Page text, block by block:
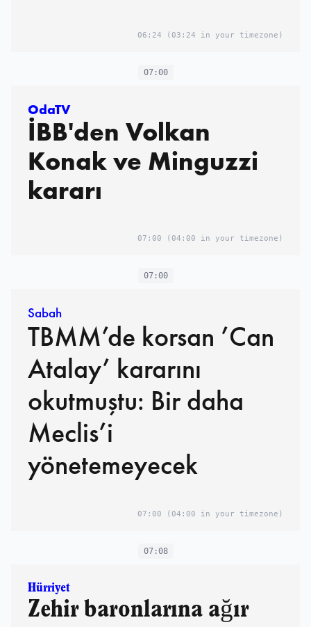
06:24 (03:24 in your timezone)
07:00
OdaTV
İBB'den Volkan
Konak ve Minguzzi
kararı
07:00 (04:00 in your timezone)
07:00
Sabah
TBMM’de korsan ’Can
Atalay’ kararını
okutmuştu: Bir daha
Meclis’i
yönetemeyecek
07:00 (04:00 in your timezone)
07:08
Hürriyet
Zehir baronlarına ağır